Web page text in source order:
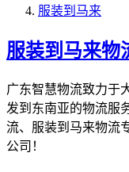
服装到马来
服装到马来物
广东智慧物流致力于
发到东南亚的物流服
流、服装到马来物流
公司！